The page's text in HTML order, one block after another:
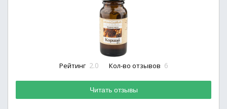
Рейтинг 2.0 Кол-во отзывов 6
Читать отзывы